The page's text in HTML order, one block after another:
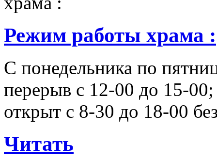
Режим работы храма :
С понедельника по
перерыв с 12-00 до 15-
открыт с 8-30 до 18-00
Читать